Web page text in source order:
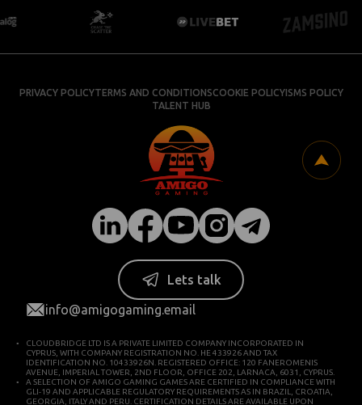
PRIVACY POLICYTERMS AND CONDITIONSCOOKIE POLICYISMS POLICY
TALENT HUB
Lets talk
info@amigogaming.email
CLOUDBRIDGE LTD IS A PRIVATE LIMITED COMPANY INCORPORATED IN
CYPRUS, WITH COMPANY REGISTRATION NO. HE 433926 AND TAX
IDENTIFICATION NO. 10433926N. REGISTERED OFFICE: 120 FANEROMENIS
AVENUE, IMPERIAL TOWER, 2ND FLOOR, OFFICE 202, LARNACA, 6031, CYPRUS.
A SELECTION OF AMIGO GAMING GAMES ARE CERTIFIED IN COMPLIANCE WITH
GLI-19 AND APPLICABLE REGULATORY REQUIREMENTS AS IN BRAZIL, CROATIA,
GEORGIA, ITALY AND PERU. CERTIFICATION DETAILS ARE AVAILABLE UPON